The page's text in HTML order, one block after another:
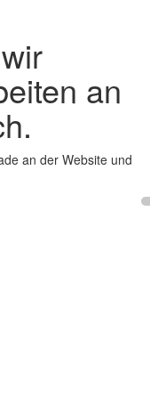
an
an der Website und